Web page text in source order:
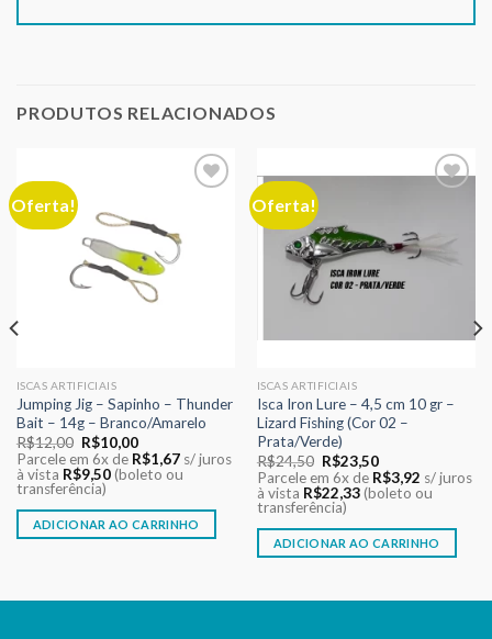
PRODUTOS RELACIONADOS
Oferta!
desejos
ISCAS ARTIFICIAIS
Jumping Jig – Sapinho – Thunder
Bait – 14g – Branco/Amarelo
R$12,00 O
preço
original
era:
R$12,00.
R$10,00O
preço
atual
é:
Parcele em 6x de R$1,67 s/ juros
à vista R$9,50 (boleto ou
transferência)
ADICIONAR AO CARRINHO
Oferta!
desejos
ISCAS ARTIFICIAIS
Isca Iron Lure – 4,5 cm 10 gr –
Lizard Fishing (Cor 02 –
Prata/Verde)
R$24,50 O
preço
original
era:
R$24,50.
R$23,50O
preço
atual
é:
Parcele em 6x de R$3,92 s/ juros
à vista R$22,33 (boleto ou
transferência)
ADICIONAR AO CARRINHO